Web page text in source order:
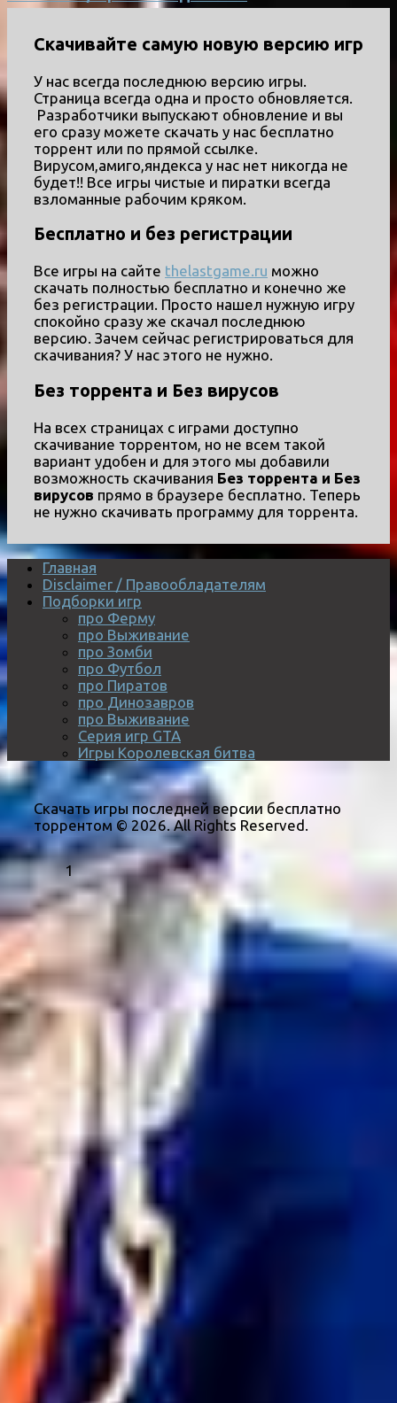
Скачивайте самую новую версию игр
У нас всегда последнюю версию игры.
Страница всегда одна и просто обновляется.
Разработчики выпускают обновление и вы
его сразу можете скачать у нас бесплатно
торрент или по прямой ссылке.
Вирусом,амиго,яндекса у нас нет никогда не
будет!! Все игры чистые и пиратки всегда
взломанные рабочим кряком.
Бесплатно и без регистрации
Все игры на сайте thelastgame.ru можно
скачать полностью бесплатно и конечно же
без регистрации. Просто нашел нужную игру
спокойно сразу же скачал последнюю
версию. Зачем сейчас регистрироваться для
скачивания? У нас этого не нужно.
Без торрента и Без вирусов
На всех страницах с играми доступно
скачивание торрентом, но не всем такой
вариант удобен и для этого мы добавили
возможность скачивания Без торрента и Без
вирусов прямо в браузере бесплатно. Теперь
не нужно скачивать программу для торрента.
Главная
Disclaimer / Правообладателям
Подборки игр
про Ферму
про Выживание
про Зомби
про Футбол
про Пиратов
про Динозавров
про Выживание
Серия игр GTA
Игры Королевская битва
Скачать игры последней версии бесплатно
торрентом © 2026. All Rights Reserved.
1